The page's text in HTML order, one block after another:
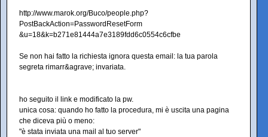
http://www.marok.org/Buco/people.php?
PostBackAction=PasswordResetForm
&u=18&k=b271e81444a7e3189fdd6c0554c6cfbe
Se non hai fatto la richiesta ignora questa email: la tua parola
segreta rimarr&agrave; invariata.
ho seguito il link e modificato la pw.
unica cosa: quando ho fatto la procedura, mi è uscita una pagina
che diceva più o meno:
"è stata inviata una mail al tuo server"